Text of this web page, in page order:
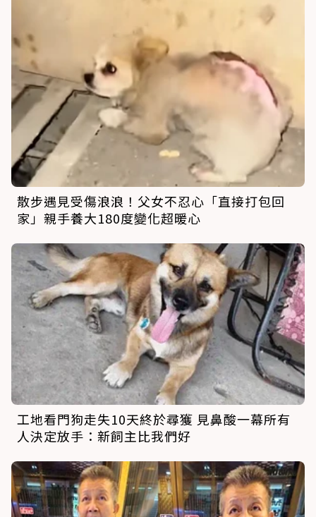
散步遇見受傷浪浪！父女不忍心「直接打包回
家」親手養大180度變化超暖心
工地看門狗走失10天終於尋獲 見鼻酸一幕所有
人決定放手：新飼主比我們好